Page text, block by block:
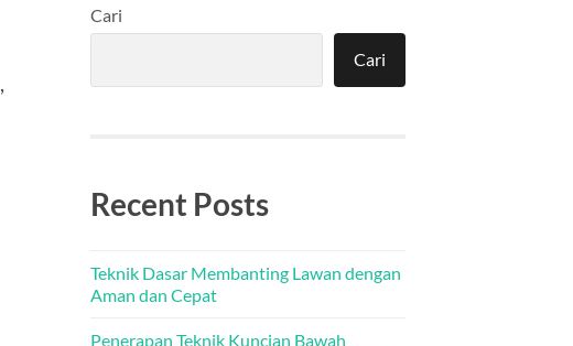
Cari
Cari
Recent Posts
Teknik Dasar Membanting Lawan dengan
Aman dan Cepat
Penerapan Teknik Kuncian Bawah